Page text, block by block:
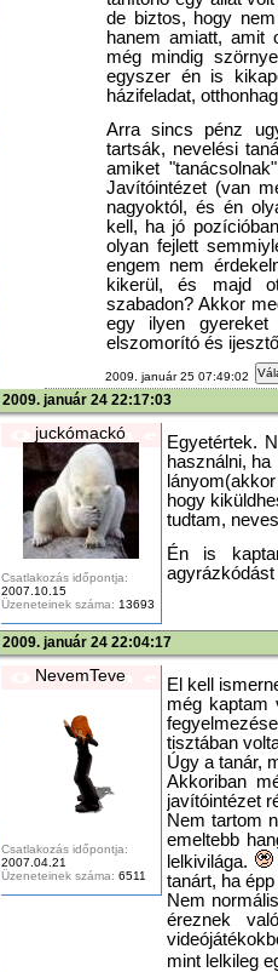
de biztos, hogy
hanem amiatt, amit
még mindig
egyszer én is
házifeladat,
Arra sincs pénz
tartsák, nevelési
amiket
Javítóintézet (van
nagyoktól, és én
kell, ha jó
olyan fejlett
engem nem
kikerül, és majd
szabadon? Akkor
egy ilyen gyereket
elszomorító és
2009. január 25 07:49:02
2009. január 24 22:17:03
juckómackó
Csatlakozás időpontja:
2007.10.15
Üzeneteinek száma: 13693
Egyetértek.
használni,
hogy
tudtam,
Én is
agyrázkódást
2009. január 24 22:04:17
NevemTeve
Csatlakozás időpontja:
2007.04.21
Üzeneteinek száma: 6511
El kell
még kaptam
tisztában
Úgy a tanár,
Akkoriban
javítóintézet
Nem tartom
emeltebb
lelkivilága.
tanárt, ha
Nem
éreznek
mint lelkileg